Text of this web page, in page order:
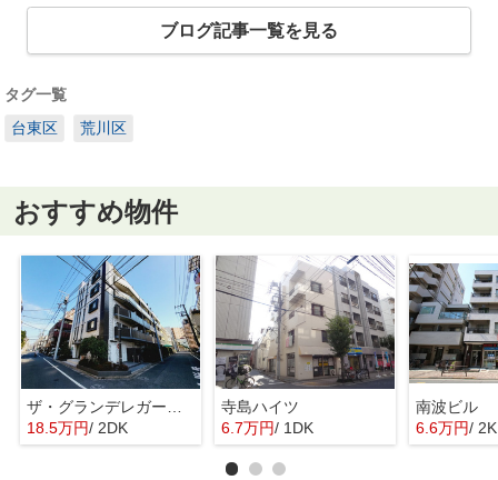
ブログ記事一覧を見る
タグ一覧
台東区
荒川区
おすすめ物件
18.5万円/ 2DK
寺島ハイツ
6.7万円/ 1DK
南波ビル
6.6万円/ 2K